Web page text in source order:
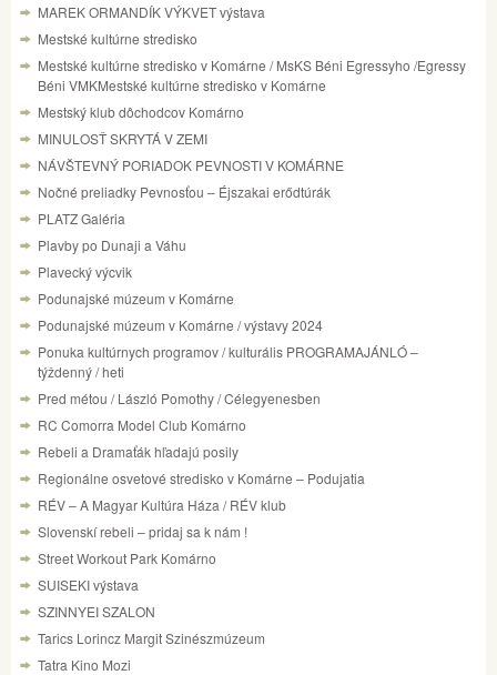
MAREK ORMANDÍK VÝKVET výstava
Mestské kultúrne stredisko
Mestské kultúrne stredisko v Komárne / MsKS Béni Egressyho /Egressy
Béni VMKMestské kultúrne stredisko v Komárne
Mestský klub dôchodcov Komárno
MINULOSŤ SKRYTÁ V ZEMI
NÁVŠTEVNÝ PORIADOK PEVNOSTI V KOMÁRNE
Nočné preliadky Pevnosťou – Éjszakai erődtúrák
PLATZ Galéria
Plavby po Dunaji a Váhu
Plavecký výcvik
Podunajské múzeum v Komárne
Podunajské múzeum v Komárne / výstavy 2024
Ponuka kultúrnych programov / kulturális PROGRAMAJÁNLÓ –
týždenný / heti
Pred métou / László Pomothy / Célegyenesben
RC Comorra Model Club Komárno
Rebeli a Dramaťák hľadajú posily
Regionálne osvetové stredisko v Komárne – Podujatia
RÉV – A Magyar Kultúra Háza / RÉV klub
Slovenskí rebeli – pridaj sa k nám !
Street Workout Park Komárno
SUISEKI výstava
SZINNYEI SZALON
Tarics Lorincz Margit Szinészmúzeum
Tatra Kino Mozi